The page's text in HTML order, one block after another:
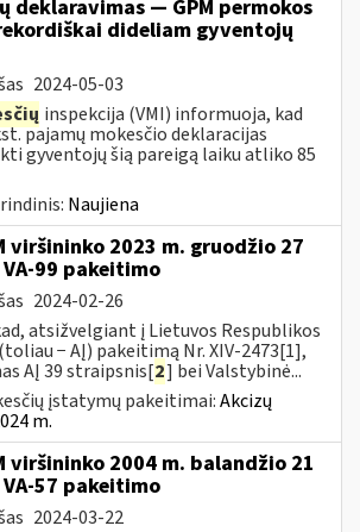
deklaravimas — GPM permokos
dideliam gyventojų
2024-05-03
inspekcija (VMI) informuoja, kad
pajamų mokesčio deklaracijas
gyventojų šią pareigą laiku atliko 85
Naujiena
viršininko 2023 m. gruodžio 27
99 pakeitimo
2024-02-26
atsižvelgiant į Lietuvos Respublikos
− AĮ) pakeitimą Nr. XIV-2473[1],
AĮ 39 straipsnis[2] bei Valstybinė...
įstatymų pakeitimai:Akcizų
m.
viršininko 2004 m. balandžio 21
57 pakeitimo
2024-03-22